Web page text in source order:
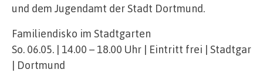
und dem Jugendamt der Stadt Dortmund.
Familiendisko im Stadtgarten
So. 06.05. | 14.00 – 18.00 Uhr | Eintritt frei |
| Dortmund